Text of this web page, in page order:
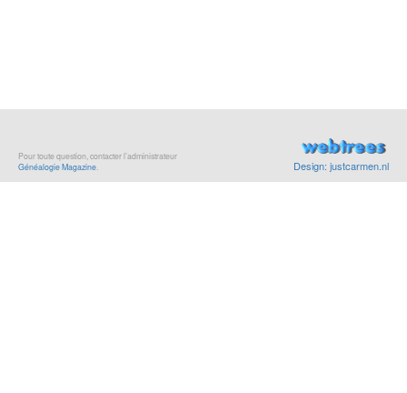
Pour toute question, contacter l’administrateur
Généalogie Magazine. Design: justcarmen.nl